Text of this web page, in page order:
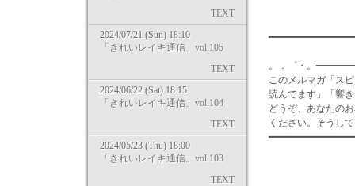
TEXT
2024/07/21 (Sun) 18:10
「きれいレイキ通信」vol.105
TEXT
2024/06/22 (Sat) 18:15
「きれいレイキ通信」vol.104
TEXT
2024/05/23 (Thu) 18:00
「きれいレイキ通信」vol.103
TEXT
。．゜・。
このメルマガ「ス
読んでます」「響
どうぞ、あなたの
ください。そうし